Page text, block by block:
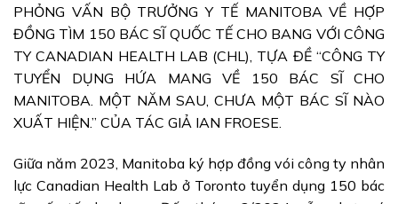
PHỎNG VẤN BỘ TRƯỞNG Y TẾ MANITOBA VỀ HỢP
ĐỒNG TÌM 150 BÁC SĨ QUỐC TẾ CHO BANG VỚI CÔNG
TY CANADIAN HEALTH LAB (CHL), TỰA ĐỀ “CÔNG TY
TUYỂN DỤNG HỨA MANG VỀ 150 BÁC SĨ CHO
MANITOBA. MỘT NĂM SAU, CHƯA MỘT BÁC SĨ NÀO
XUẤT HIỆN.” CỦA TÁC GIẢ IAN FROESE.
Giữa năm 2023, Manitoba ký hợp đồng vói công ty nhân
lực Canadian Health Lab ở Toronto tuyển dụng 150 bác